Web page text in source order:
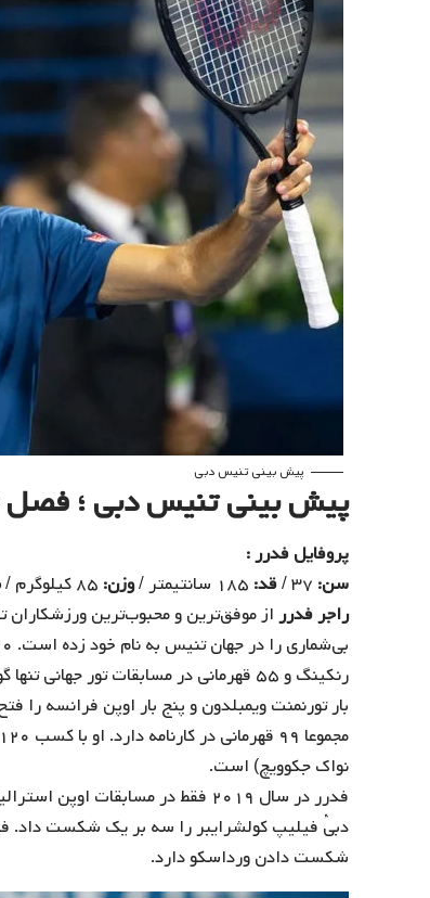
پیش بینی تنیس دبی
پیش بینی تنیس دبی ؛ فصل
پروفایل فدرر :
سن:
قد: وزن:
راجر فدرراز موفق‌ترین و محبوب‌ترین
رنکینگ و ۵۵ قهرمانی در مسابقات تور
نواک جکوویچ) است.
فدرر در سال ۲۰۱۹ فقط در
شکست دادن ورداسکو دارد.